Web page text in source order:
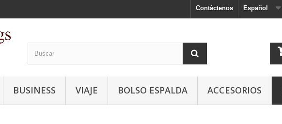
Español
Contáctenos
BUSINESS VIAJE BOLSO ESPALDA ACCESORIOS